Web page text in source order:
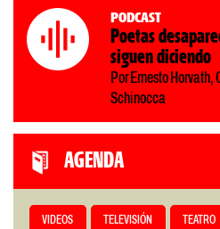
Podcast
Poetas
siguen diciendo
Por Ernesto
Schinocca
AGENDA
VIDEOS TELEVISIÓN TEATRO